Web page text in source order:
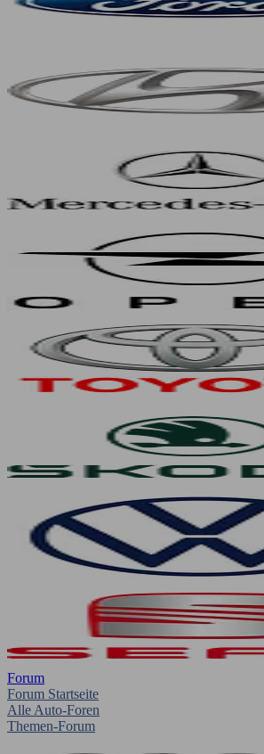
Forum
Forum Startseite
Alle Auto-Foren
Themen-Forum